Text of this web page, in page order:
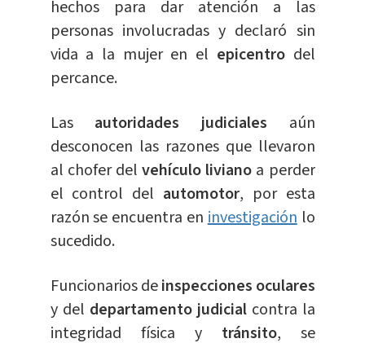
hechos para dar atención a las
personas involucradas y declaró sin
vida a la mujer en el epicentrodel
percance.
Las autoridades judiciales aún
desconocen las razones que llevaron
al chofer del vehículo liviano a perder
el control del automotor, por esta
razón se encuentra eninvestigaciónlo
sucedido.
Funcionarios deinspecciones oculares
y del departamento judicial contra la
integridad física y tránsito, se